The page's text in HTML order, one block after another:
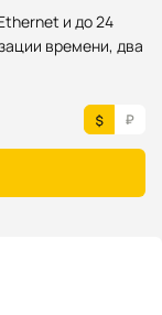
и до 24
времени, два